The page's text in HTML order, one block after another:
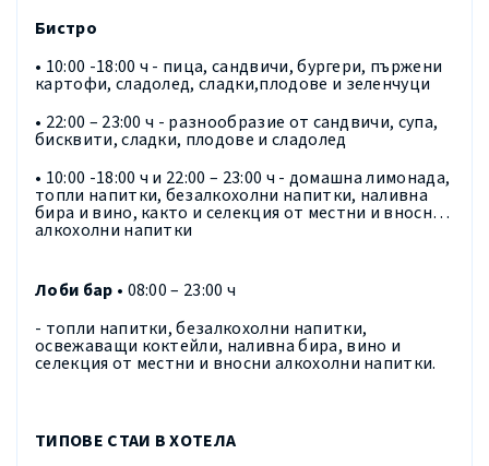
Бистро
• 10:00 -18:00 ч - пица, сандвичи, бургери, пържени
картофи, сладолед, сладки,плодове и зеленчуци
• 22:00 – 23:00 ч - разнообразие от сандвичи, супа,
бисквити, сладки, плодове и сладолед
• 10:00 -18:00 ч и 22:00 – 23:00 ч - домашна лимонада,
топли напитки, безалкохолни напитки, наливна
бира и вино, както и селекция от местни и вносни
алкохолни напитки
Лоби бар • 08:00 – 23:00 ч
- топли напитки, безалкохолни напитки,
освежаващи коктейли, наливна бира, вино и
селекция от местни и вносни алкохолни напитки.
ТИПОВЕ СТАИ В ХОТЕЛА